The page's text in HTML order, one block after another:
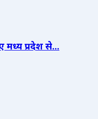
मध्य प्रदेश से...